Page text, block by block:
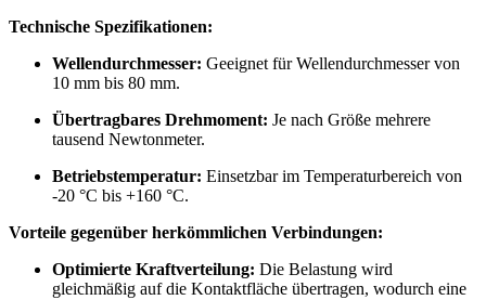
Technische Spezifikationen:
Wellendurchmesser: Geeignet für Wellendurchmesser von
10 mm bis 80 mm.
Übertragbares Drehmoment: Je nach Größe mehrere
tausend Newtonmeter.
Betriebstemperatur: Einsetzbar im Temperaturbereich von
-20 °C bis +160 °C.
Vorteile gegenüber herkömmlichen Verbindungen:
Optimierte Kraftverteilung: Die Belastung wird
gleichmäßig auf die Kontaktfläche übertragen, wodurch eine